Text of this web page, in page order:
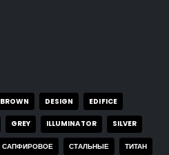
BROWN DESIGN EDIFICE
GREY ILLUMINATOR SILVER
САПФИРОВОЕ СТАЛЬНЫЕ ТИТАН